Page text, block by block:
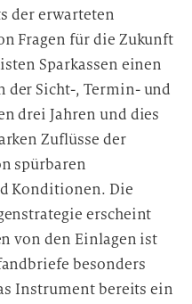
der erwarteten
Fragen für die Zukunft
Sparkassen einen
der Sicht-, Termin- und
drei Jahren und dies
Zuflüsse der
spürbaren
Konditionen. Die
erscheint
von den Einlagen ist
besonders
Instrument bereits ein